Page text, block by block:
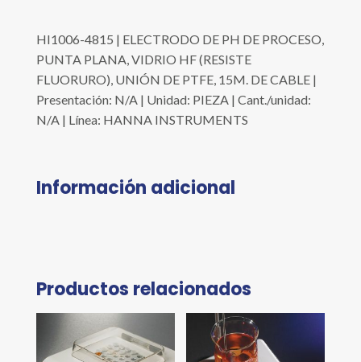
HI1006-4815 | ELECTRODO DE PH DE PROCESO,
PUNTA PLANA, VIDRIO HF (RESISTE
FLUORURO), UNIÓN DE PTFE, 15M. DE CABLE |
Presentación: N/A | Unidad: PIEZA | Cant./unidad:
N/A | Línea: HANNA INSTRUMENTS
Información adicional
Productos relacionados